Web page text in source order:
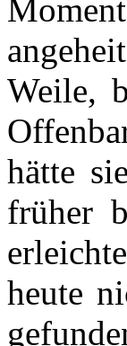
Weile,
hätte
früher
heute